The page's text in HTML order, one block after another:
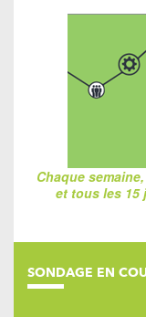
Chaque
et tous les 15
SONDAGE EN